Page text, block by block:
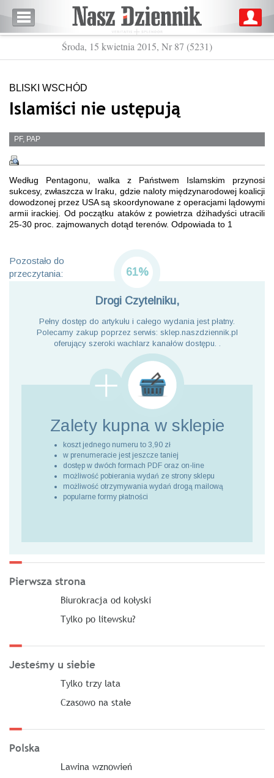
Środa, 15 kwietnia 2015, Nr 87 (5231)
BLISKI WSCHÓD
Islamiści nie ustępują
PF, PAP
Według Pentagonu, walka z Państwem Islamskim przynosi
sukcesy, zwłaszcza w Iraku, gdzie naloty międzynarodowej koalicji
dowodzonej przez USA są skoordynowane z operacjami lądowymi
armii irackiej. Od początku ataków z powietrza dżihadyści utracili
25-30 proc. zajmowanych dotąd terenów. Odpowiada to 1
Pozostało do
przeczytania:
61%
Drogi Czytelniku,
Pełny dostęp do artykułu i całego wydania jest płatny.
Polecamy zakup poprzez serwis: sklep.naszdziennik.pl
oferujący szeroki wachlarz kanałów dostępu. .
Zalety kupna w sklepie
koszt jednego numeru to 3,90 zł
w prenumeracie jest jeszcze taniej
dostęp w dwóch formach PDF oraz on-line
możliwość pobierania wydań ze strony sklepu
możliwość otrzymywania wydań drogą mailową
popularne formy płatności
Pierwsza strona
Biurokracja od kołyski
Tylko po litewsku?
Jesteśmy u siebie
Tylko trzy lata
Czasowo na stałe
Polska
Lawina wznowień